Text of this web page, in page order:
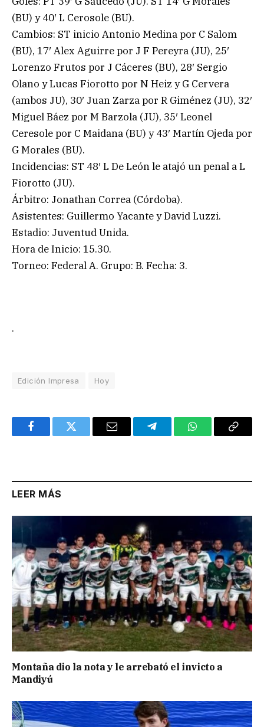
(BU) y 40′ L Cerosole (BU).
Cambios: ST inicio Antonio Medina por C Salom
(BU), 17′ Alex Aguirre por J F Pereyra (JU), 25′
Lorenzo Frutos por J Cáceres (BU), 28′ Sergio
Olano y Lucas Fiorotto por N Heiz y G Cervera
(ambos JU), 30′ Juan Zarza por R Giménez (JU), 32′
Miguel Báez por M Barzola (JU), 35′ Leonel
Ceresole por C Maidana (BU) y 43′ Martín Ojeda por
G Morales (BU).
Incidencias: ST 48′ L De León le atajó un penal a L
Fiorotto (JU).
Árbitro: Jonathan Correa (Córdoba).
Asistentes: Guillermo Yacante y David Luzzi.
Estadio: Juventud Unida.
Hora de Inicio: 15.30.
Torneo: Federal A. Grupo: B. Fecha: 3.
.
Edición Impresa Hoy
FacebookTwitter Email TelegramWhatsAppCopy
LEER MÁS
Montaña dio la nota y le arrebató el invicto a
Mandiyú